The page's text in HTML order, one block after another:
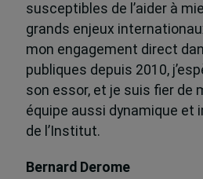
susceptibles de l’aider à
grands enjeux
mon engagement direct
publiques depuis 2010,
son essor, et je suis fier de
équipe aussi dynamique et
de l’Institut.
Bernard Derome